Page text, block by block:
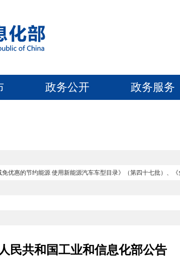
政务公开 政务服务
优惠的节约能源 使用新能源汽车车型目录》（第四十七批）、
民共和国工业和信息化部公告